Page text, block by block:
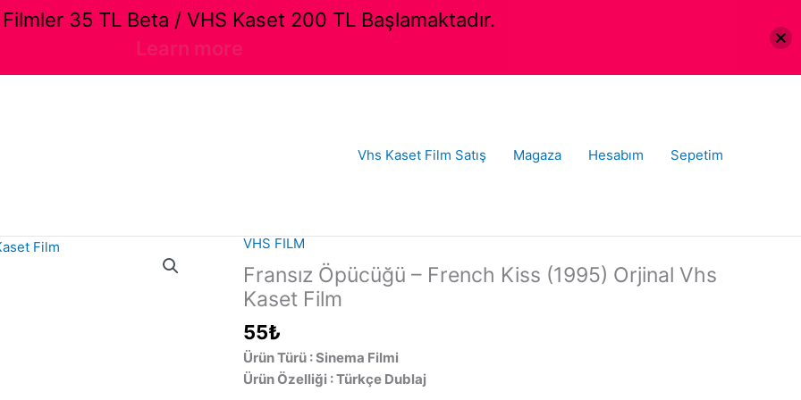
Vhs Kaset Film Satış Magaza Hesabım Sepetim
VHS FILM
Fransız Öpücüğü – French Kiss (1995) Orjinal Vhs
Kaset Film
55₺
Ürün Türü : Sinema Filmi
Ürün Özelliği : Türkçe Dublaj
35 TL Beta / VHS Kaset 200 TL Başlamaktadır.
Learn more